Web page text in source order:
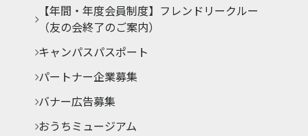
【年間・年度会員制度】フレンドリークルー
（友の会終了のご案内）
キャンパスパスポート
パートナー企業募集
バナー広告募集
おうちミュージアム